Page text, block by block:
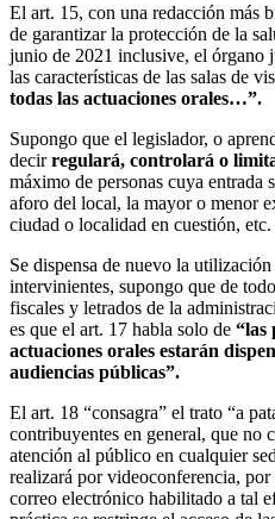
El art. 15, con una redacción más
de garantizar la protección de la
junio de 2021 inclusive, el órgano
las características de las salas de
todas las actuaciones orales…”.
Supongo que el legislador, o
decirregulará, controlará o
máximo de personas cuya entrada
aforo del local, la mayor o menor
ciudad o localidad en cuestión, etc.
Se dispensa de nuevo la
intervinientes, supongo que de
fiscales y letrados de la
es que el art. 17 habla solo de “las
actuaciones orales estarán
audiencias públicas”.
El art. 18 “consagra” el trato “a
contribuyentes en general, que no
atención al público en cualquier
realizará por videoconferencia,
correo electrónico habilitado a tal